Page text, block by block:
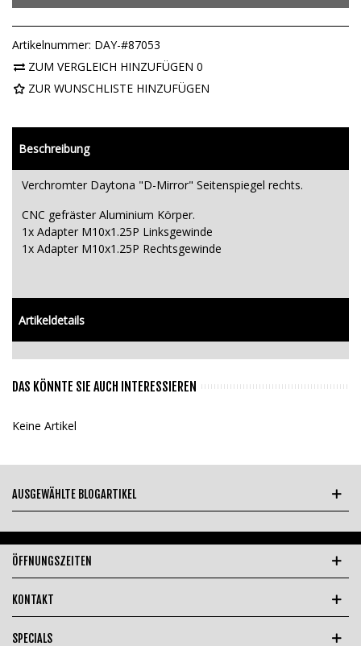
Artikelnummer: DAY-#87053
ZUM VERGLEICH HINZUFÜGEN 0
ZUR WUNSCHLISTE HINZUFÜGEN
Beschreibung
Verchromter Daytona "D-Mirror" Seitenspiegel rechts.
CNC gefräster Aluminium Körper.
1x Adapter M10x1.25P Linksgewinde
1x Adapter M10x1.25P Rechtsgewinde
Artikeldetails
DAS KÖNNTE SIE AUCH INTERESSIEREN
Keine Artikel
AUSGEWÄHLTE BLOGARTIKEL
ÖFFNUNGSZEITEN
KONTAKT
SPECIALS